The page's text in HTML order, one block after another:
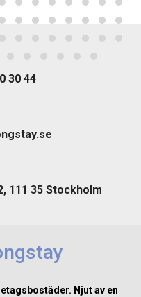
30 44
111 35 Stockholm
Njut av en